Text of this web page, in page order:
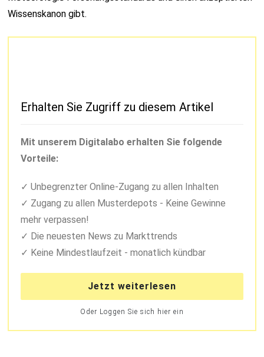
Wissenskanon gibt.
Erhalten Sie Zugriff zu diesem Artikel
Mit unserem Digitalabo erhalten Sie folgende
Vorteile:
Unbegrenzter Online-Zugang zu allen Inhalten
Zugang zu allen Musterdepots - Keine Gewinne
mehr verpassen!
Die neuesten News zu Markttrends
Keine Mindestlaufzeit - monatlich kündbar
Jetzt weiterlesen
Oder Loggen Sie sich hier ein